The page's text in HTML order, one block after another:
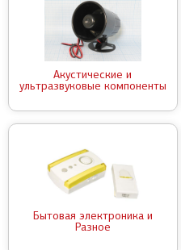
Акустические и
ультразвуковые компоненты
Бытовая электроника и
Разное